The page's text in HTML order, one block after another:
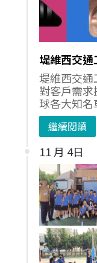
堤維西交通
堤維西交
對客戶需
球各大知
繼續閱讀
11 月 4日